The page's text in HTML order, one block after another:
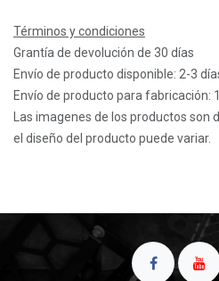
Términos y condiciones
Grantía de devolución de 30 días
Envío de producto disponible: 2-3
Envío de producto para fabricación:
Las imagenes de los productos son
el diseño del producto puede variar.